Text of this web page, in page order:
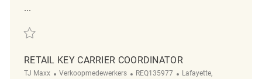
...
Redden Retail Key Carrier Coordinator REQ134325
RETAIL KEY CARRIER COORDINATOR
TJ Maxx Categorie
Verkoopmedewerkers ReqId
REQ135977 Plaats
Lafayette,